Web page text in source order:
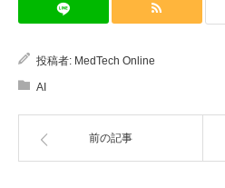
投稿者: MedTech Online
AI
前の記事